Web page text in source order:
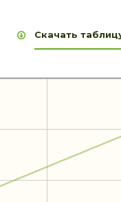
Скачать